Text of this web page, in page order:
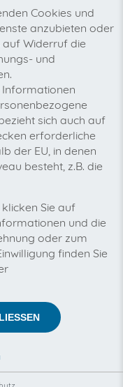
alle Ihre
Zeit, Geld
professionelles
Domains und
zu bedienenden
Webseite
Blogs schnell und
Natürlich wird
unterstützt. Als
Ihre gebuchten
im PDF-
Cookies und
anzubieten oder
auf Widerruf die
und
sich auch auf
erforderliche
der EU, in denen
besteht, z.B. die
Sie auf
und die
oder zum
finden Sie